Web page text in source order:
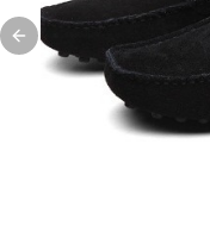
Previous slide